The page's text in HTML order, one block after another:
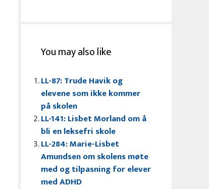
You may also like
LL-87: Trude Havik og
elevene som ikke kommer
på skolen
LL-141: Lisbet Morland om å
bli en leksefri skole
LL-284: Marie-Lisbet
Amundsen om skolens møte
med og tilpasning for elever
med ADHD